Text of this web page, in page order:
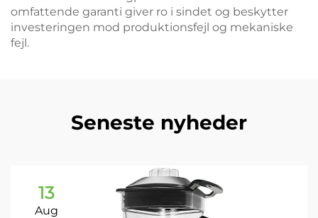
omfattende garanti giver ro i sindet og beskytter
investeringen mod produktionsfejl og mekaniske
fejl.
Seneste nyheder
13
Aug